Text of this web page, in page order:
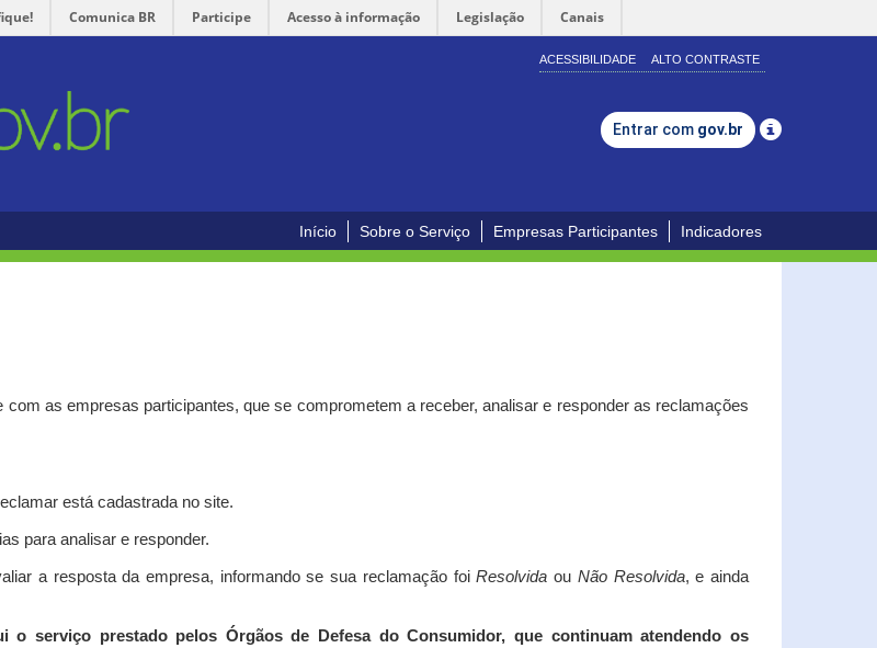
Comunica BR Participe Acesso à informação Legislação Canais
ACESSIBILIDADE ALTO CONTRASTE
Entrar com gov.br
Início Sobre o Serviço Empresas Participantes Indicadores
as empresas participantes, que se comprometem a receber, analisar e responder as reclamações
está cadastrada no site.
para analisar e responder.
a resposta da empresa, informando se sua reclamação foiResolvida ou Não Resolvida, e ainda
o serviço prestado pelos Órgãos de Defesa do Consumidor, que continuam atendendo os